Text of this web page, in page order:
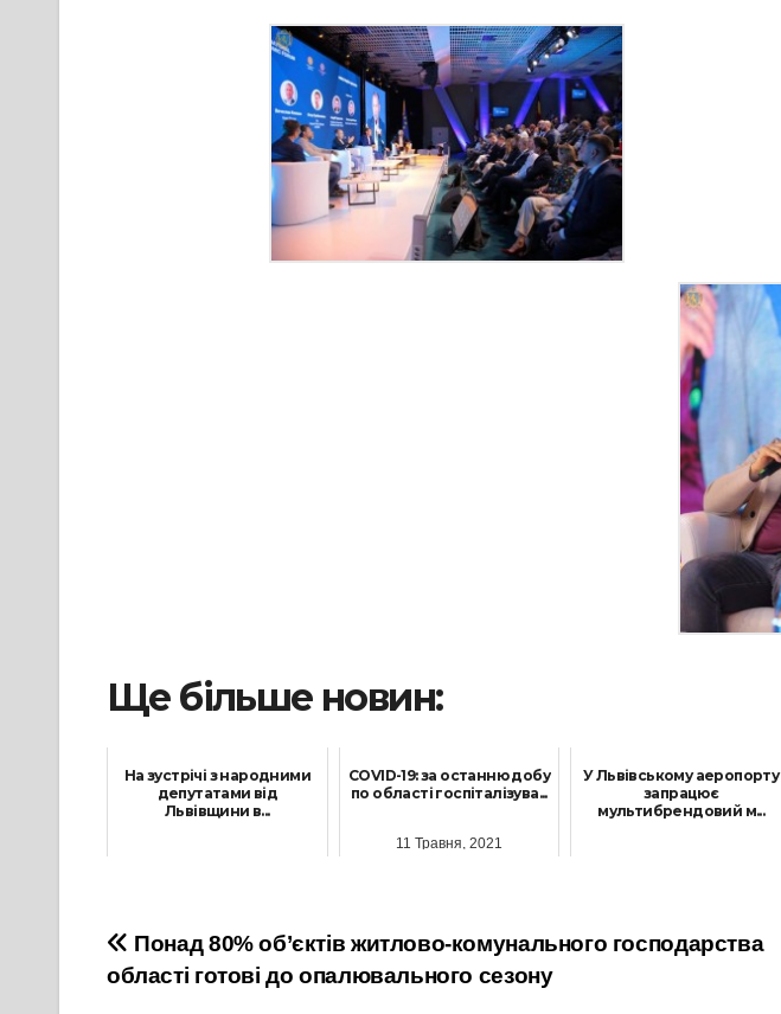
Ще більше новин:
На зустрічі з народними
депутатами від
Львівщини в...
COVID-19: за останню добу
по області госпіталізува...
11 Травня, 2021
У Львівському аеропорту
запрацює
мультибрендовий м...
Навігація
Понад 80% об’єктів житлово-комунального господарства
області готові до опалювального сезону